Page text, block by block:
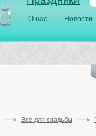
О нас Новости
Все для свадьбы